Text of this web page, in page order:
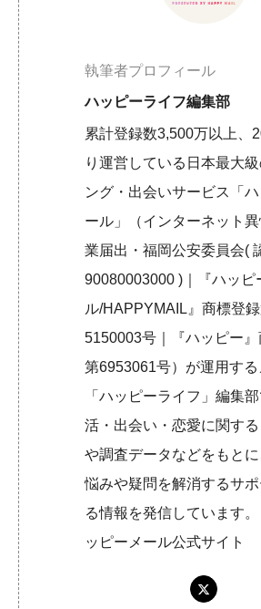
執筆者プロフィール
ハッピーライフ編集部
累計登録数3,500万以上、
り運営している日本最大
ング・出会いサービス「
ール」（インターネット
業届出・福岡公安委員会(
90080003000 )｜『ハッピ
ル/HAPPYMAIL』商標登
5150003号｜『ハッピー
第6953061号）が運用す
「ハッピーライフ」編集
活・出会い・恋愛に関す
や調査データなどをもと
悩みや疑問を解消するサ
る情報を発信してい
ッピーメール公式サイト